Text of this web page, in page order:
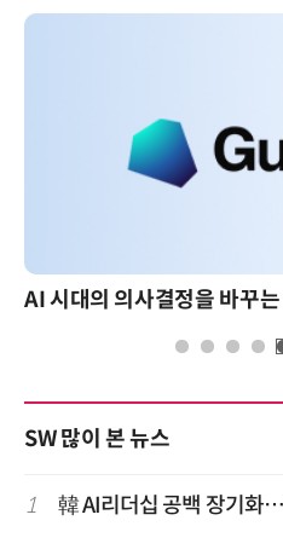
SW 많이 본 뉴스
1 韓 AI리더십 공백 장기화